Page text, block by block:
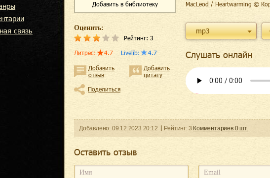
связь
Добавить в библиотеку
Оценить:
Рейтинг: 3
Литрес: 4.7 Livelib: 4.7
Добавить
отзыв
Добавить
цитату
Поделиться
MacLeod / Heartwarming ©
mp3
Слушать онлайн
Добавленo: 09.12.2023 20:12 Рейтинг: 3 Комментариев 0шт.
Оcтавить отзыв